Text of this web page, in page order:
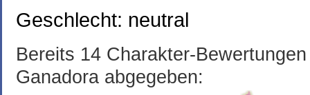
Geschlecht: neutral
Bereits 14 Charakter-
Ganadora abgegeben: